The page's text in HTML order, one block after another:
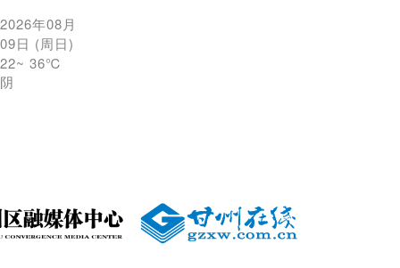
2026年08月
09日 (周日)
22~ 36℃
阴